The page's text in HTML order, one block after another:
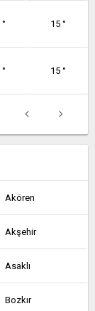
15 °
15 °
Akören
Akşehir
Asaklı
Bozkır